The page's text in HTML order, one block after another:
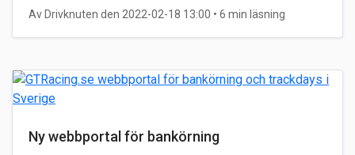
Av Drivknuten den 2022-02-18 13:00 • 6 min läsning
Ny webbportal för bankörning